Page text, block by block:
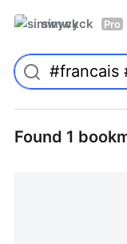
simwyck Pro
Found 1